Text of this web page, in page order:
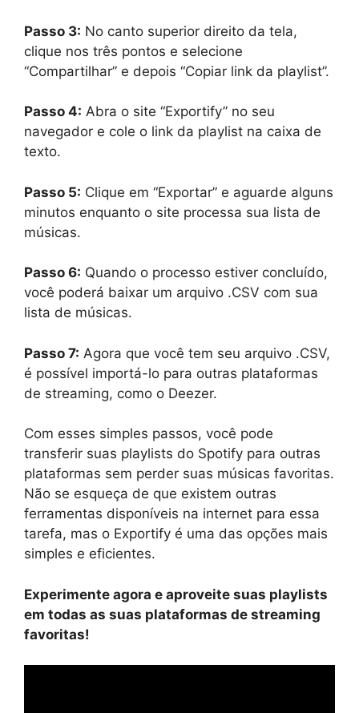
Passo 3: No canto superior direito da tela,
clique nos três pontos e selecione
“Compartilhar” e depois “Copiar link da playlist”.
Passo 4: Abra o site “Exportify” no seu
navegador e cole o link da playlist na caixa de
texto.
Passo 5: Clique em “Exportar” e aguarde alguns
minutos enquanto o site processa sua lista de
músicas.
Passo 6: Quando o processo estiver concluído,
você poderá baixar um arquivo .CSV com sua
lista de músicas.
Passo 7: Agora que você tem seu arquivo .CSV,
é possível importá-lo para outras plataformas
de streaming, como o Deezer.
Com esses simples passos, você pode
transferir suas playlists do Spotify para outras
plataformas sem perder suas músicas favoritas.
Não se esqueça de que existem outras
ferramentas disponíveis na internet para essa
tarefa, mas o Exportify é uma das opções mais
simples e eficientes.
Experimente agora e aproveite suas playlists
em todas as suas plataformas de streaming
favoritas!